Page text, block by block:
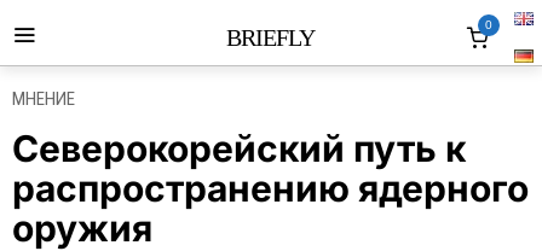
BRIEFLY 0
МНЕНИЕ
Северокорейский путь к
распространению ядерного
оружия